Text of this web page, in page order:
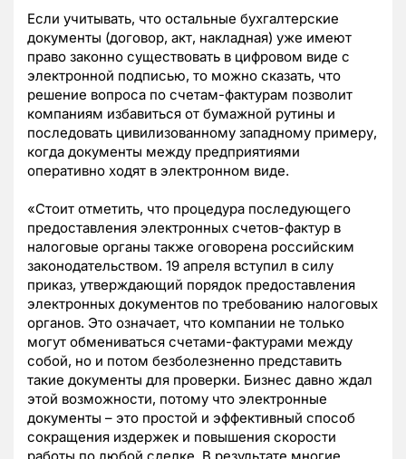
Если учитывать, что остальные бухгалтерские
документы (договор, акт, накладная) уже имеют
право законно существовать в цифровом виде с
электронной подписью, то можно сказать, что
решение вопроса по счетам-фактурам позволит
компаниям избавиться от бумажной рутины и
последовать цивилизованному западному примеру,
когда документы между предприятиями
оперативно ходят в электронном виде.
«Стоит отметить, что процедура последующего
предоставления электронных счетов-фактур в
налоговые органы также оговорена российским
законодательством. 19 апреля вступил в силу
приказ, утверждающий порядок предоставления
электронных документов по требованию налоговых
органов. Это означает, что компании не только
могут обмениваться счетами-фактурами между
собой, но и потом безболезненно представить
такие документы для проверки. Бизнес давно ждал
этой возможности, потому что электронные
документы – это простой и эффективный способ
сокращения издержек и повышения скорости